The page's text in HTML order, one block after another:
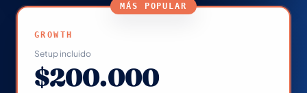
MÁS POPULAR
GROWTH
Setup incluido
$200.000